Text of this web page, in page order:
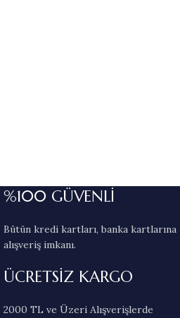
%100 GÜVENLİ
Bütün kredi kartları, banka kartlarına
alışveriş imkanı.
ÜCRETSİZ KARGO
2000 TL ve Üzeri Alışverişlerde